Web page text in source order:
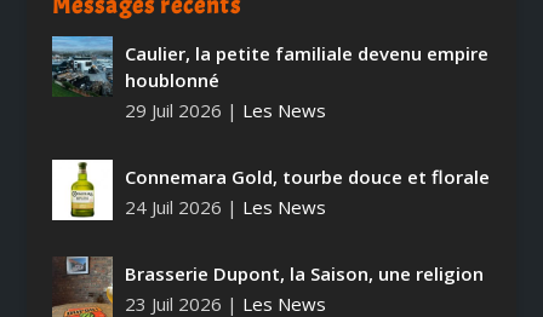
Caulier, la petite familiale devenu empire
houblonné
29 Juil 2026 | Les News
Connemara Gold, tourbe douce et florale
24 Juil 2026 | Les News
Brasserie Dupont, la Saison, une religion
23 Juil 2026 | Les News